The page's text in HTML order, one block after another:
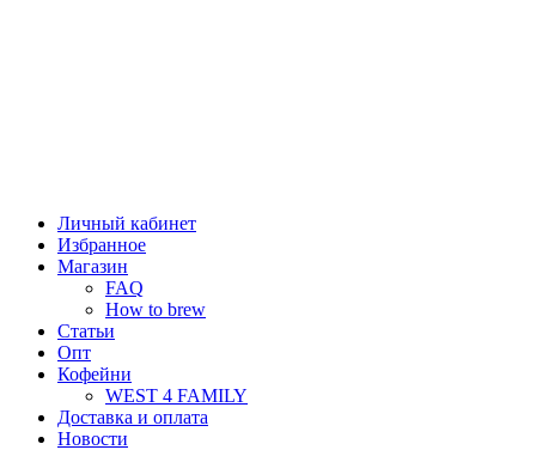
Личный кабинет
Избранное
Магазин
FAQ
How to brew
Статьи
Опт
Кофейни
WEST 4 FAMILY
Доставка и оплата
Новости